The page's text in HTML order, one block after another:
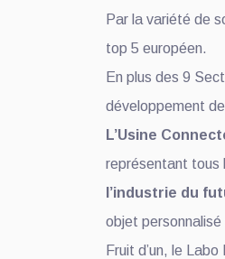
Par la variété de
top 5 européen.
En plus des 9
développement
L’Usine
représentant tous
l’industrie du
objet
Fruit d’un, le